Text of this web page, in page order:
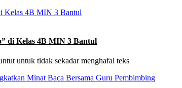
di Kelas 4B MIN 3 Bantul
untuk tidak sekadar menghafal teks